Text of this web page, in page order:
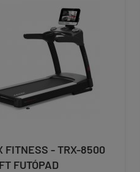
FITNESS - TRX-8500
FUTÓPAD